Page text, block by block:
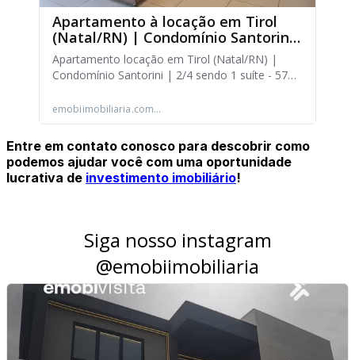
Entre em contato conosco para descobrir como
podemos ajudar você com uma oportunidade
lucrativa de investimento imobiliário!